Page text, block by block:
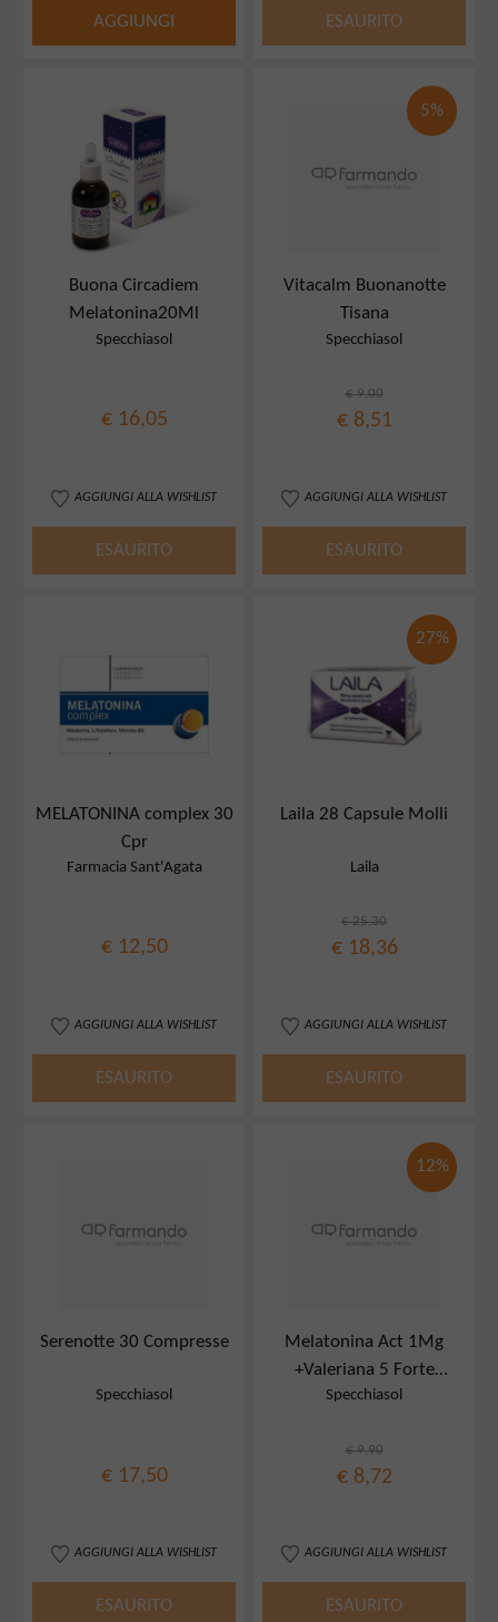
AGGIUNGI ESAURITO
Buona Circadiem
Melatonina20Ml
Specchiasol
€ 16,05
AGGIUNGI ALLA WISHLIST
ESAURITO
5%
Vitacalm Buonanotte
Tisana
Specchiasol
€ 9,00
€ 8,51
AGGIUNGI ALLA WISHLIST
ESAURITO
MELATONINA complex 30
Cpr
Farmacia Sant'Agata
€ 12,50
AGGIUNGI ALLA WISHLIST
ESAURITO
27%
Laila 28 Capsule Molli
Laila
€ 25,30
€ 18,36
AGGIUNGI ALLA WISHLIST
ESAURITO
Serenotte 30 Compresse
Specchiasol
€ 17,50
AGGIUNGI ALLA WISHLIST
ESAURITO
12%
Melatonina Act 1Mg
+Valeriana 5 Forte
Complex 60 Compresse
Specchiasol
€ 9,90
€ 8,72
AGGIUNGI ALLA WISHLIST
ESAURITO